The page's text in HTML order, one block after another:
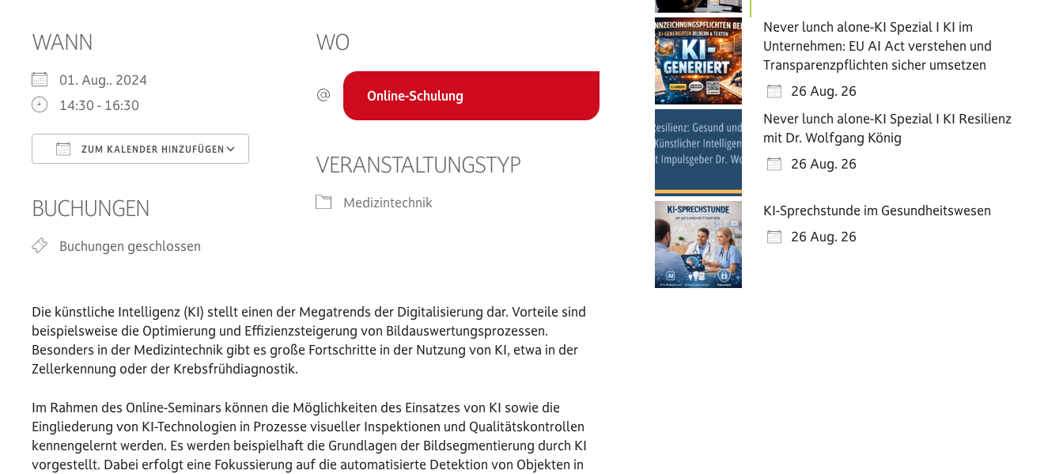
WANN
01. Aug.. 2024
14:30 - 16:30
ZUM KALENDER HINZUFÜGEN
BUCHUNGEN
Buchungen geschlossen
WO
Online-Schulung
VERANSTALTUNGSTYP
Medizintechnik
Die künstliche Intelligenz (KI) stellt einen der Megatrends der Digitalisierung dar. Vorteile sind
beispielsweise die Optimierung und Effizienzsteigerung von Bildauswertungsprozessen.
Besonders in der Medizintechnik gibt es große Fortschritte in der Nutzung von KI, etwa in der
Zellerkennung oder der Krebsfrühdiagnostik.
Im Rahmen des Online-Seminars können die Möglichkeiten des Einsatzes von KI sowie die
Eingliederung von KI-Technologien in Prozesse visueller Inspektionen und Qualitätskontrollen
kennengelernt werden. Es werden beispielhaft die Grundlagen der Bildsegmentierung durch KI
vorgestellt. Dabei erfolgt eine Fokussierung auf die automatisierte Detektion von Objekten in
Never lunch alone-KI Spezial I KI im
Unternehmen: EU AI Act verstehen und
Transparenzpflichten sicher umsetzen
26 Aug. 26
Never lunch alone-KI Spezial I KI Resilienz
mit Dr. Wolfgang König
26 Aug. 26
KI-Sprechstunde im Gesundheitswesen
26 Aug. 26